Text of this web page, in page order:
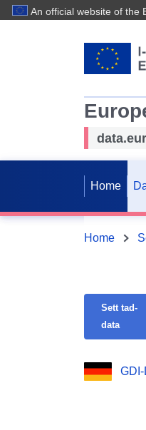
An official website of the
Home
Home
Sett tad-
data